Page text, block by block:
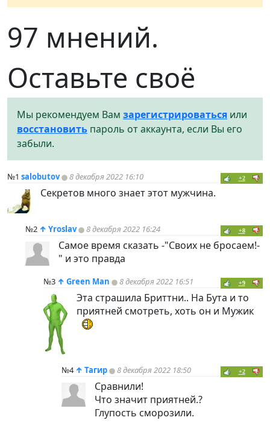
97 мнений.
Оставьте своё
Мы рекомендуем Вам зарегистрироваться или
восстановить пароль от аккаунта, если Вы его
забыли.
№1 salobutov 8 декабря 2022 16:10 +2
Секретов много знает этот мужчина.
№2 ↑ Yroslav 8 декабря 2022 16:24 +8
Самое время сказать -"Своих не бросаем!-
" и это правда
№3 ↑ Green Man 8 декабря 2022 16:51 +9
Эта страшила Бриттни.. На Бута и то
приятней смотреть, хоть он и Мужик
№4 ↑ Тагир 8 декабря 2022 18:50 +2
Сравнили!
Что значит приятней.?
Глупость сморозили.